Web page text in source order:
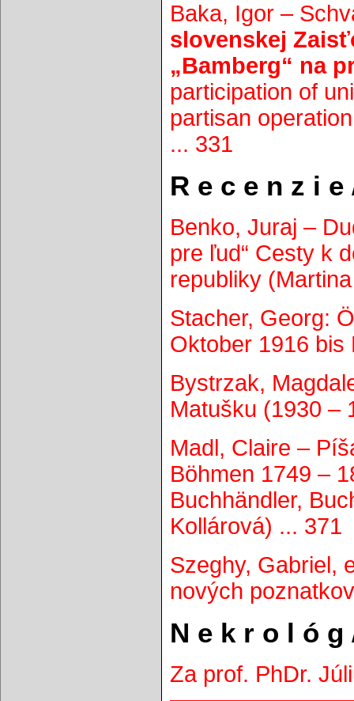
Baka, Igor –
slovenskej
„Bamberg“ na
participation of
partisan
... 331
R e c e n z i e
Benko, Juraj –
pre ľud“ Cesty k
republiky
Stacher, Georg:
Oktober 1916 bis
Bystrzak,
Matušku (1930 –
Madl, Claire –
Böhmen 1749 –
Buchhändler,
Kollárová) ... 371
Szeghy, Gabriel,
nových
N e k r o l ó g
Za prof. PhDr.